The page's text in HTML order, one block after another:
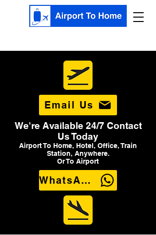
Email Us
We're Available 24/7 Contact
Us Today
Airport To Home, Hotel, Office, Train
Station, Anywhere.
Or To Airport
WhatsApp Us